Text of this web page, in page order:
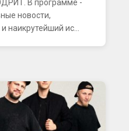
В программе -
новости,
наикрутейший ис...